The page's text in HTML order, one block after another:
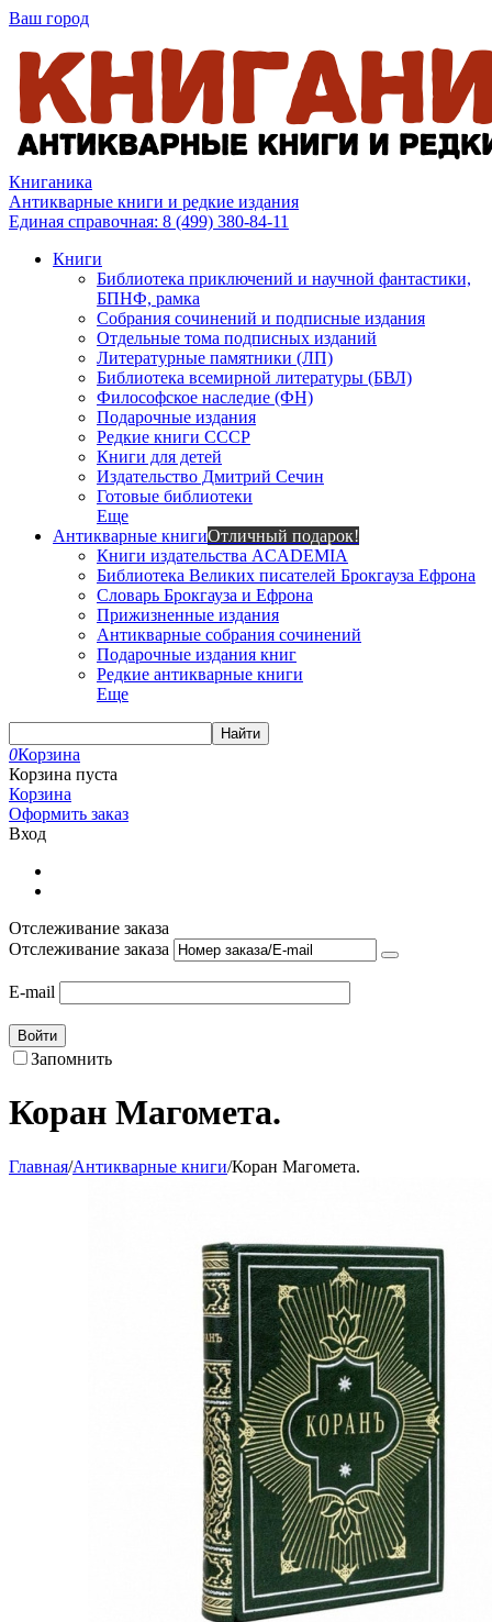
Ваш город
Книганика
Антикварные книги и редкие издания
Единая справочная: 8 (499) 380-84-11
Книги
Библиотека приключений и научной фантастики,
БПНФ, рамка
Собрания сочинений и подписные издания
Отдельные тома подписных изданий
Литературные памятники (ЛП)
Библиотека всемирной литературы (БВЛ)
Философское наследие (ФН)
Подарочные издания
Редкие книги СССР
Книги для детей
Издательство Дмитрий Сечин
Готовые библиотеки
Еще
Антикварные книгиОтличный подарок!
Книги издательства ACADEMIA
Библиотека Великих писателей Брокгауза Ефрона
Словарь Брокгауза и Ефрона
Прижизненные издания
Антикварные собрания сочинений
Подарочные издания книг
Редкие антикварные книги
Еще
Найти
0Корзина
Корзина пуста
Корзина
Оформить заказ
Вход
Отслеживание заказа
Отслеживание заказа
E-mail
Войти
Запомнить
Коран Магомета.
Главная/Антикварные книги/Коран Магомета.